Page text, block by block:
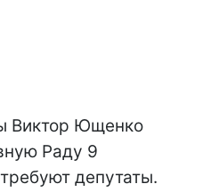
Виктор Ющенко
Раду 9
депутаты.